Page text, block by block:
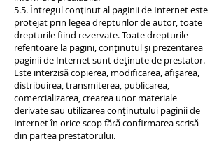
5.5. Întregul conținut al paginii de Internet este
protejat prin legea drepturilor de autor, toate
drepturile fiind rezervate. Toate drepturile
referitoare la pagini, conținutul și prezentarea
paginii de Internet sunt deținute de prestator.
Este interzisă copierea, modificarea, afișarea,
distribuirea, transmiterea, publicarea,
comercializarea, crearea unor materiale
derivate sau utilizarea conținutului paginii de
Internet în orice scop fără confirmarea scrisă
din partea prestatorului.